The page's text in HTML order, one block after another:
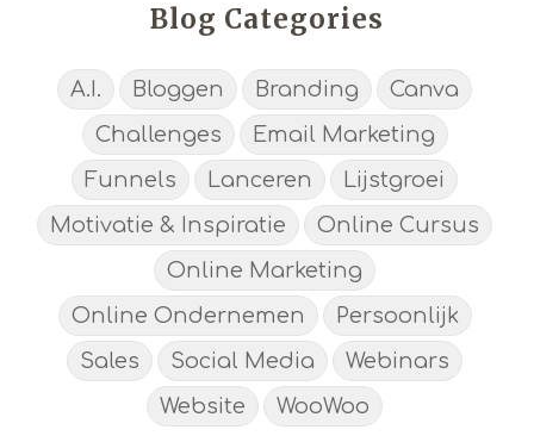
Blog Categories
A.I. Bloggen Branding
Canva
Challenges
Email Marketing
Funnels
Lanceren
Lijstgroei
Motivatie & Inspiratie
Online Cursus
Online Marketing
Online Ondernemen
Persoonlijk
Sales
Social Media
Webinars
Website
WooWoo